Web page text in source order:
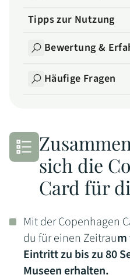
Tipps zur Nutzung
Bewertung &
Häufige Fragen
sich die
Card für
Mit der Copenhagen
du für einen Zeitraum
Eintritt zu bis zu 80
Museen erhalten.